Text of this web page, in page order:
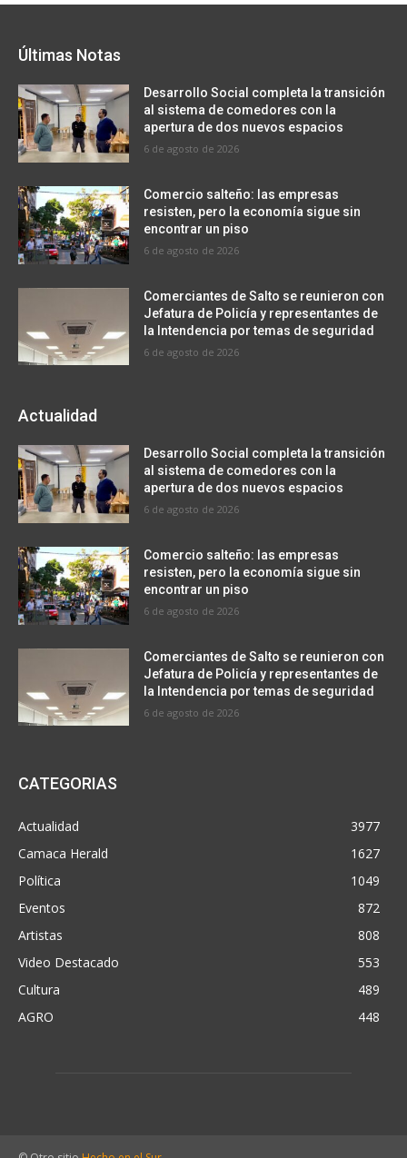
Últimas Notas
Desarrollo Social completa la transición
al sistema de comedores con la
apertura de dos nuevos espacios
6 de agosto de 2026
Comercio salteño: las empresas
resisten, pero la economía sigue sin
encontrar un piso
6 de agosto de 2026
Comerciantes de Salto se reunieron con
Jefatura de Policía y representantes de
la Intendencia por temas de seguridad
6 de agosto de 2026
Actualidad
Desarrollo Social completa la transición
al sistema de comedores con la
apertura de dos nuevos espacios
6 de agosto de 2026
Comercio salteño: las empresas
resisten, pero la economía sigue sin
encontrar un piso
6 de agosto de 2026
Comerciantes de Salto se reunieron con
Jefatura de Policía y representantes de
la Intendencia por temas de seguridad
6 de agosto de 2026
CATEGORIAS
Actualidad
3977
Camaca Herald
1627
Política
1049
Eventos
872
Artistas
808
Video Destacado
553
Cultura
489
AGRO
448